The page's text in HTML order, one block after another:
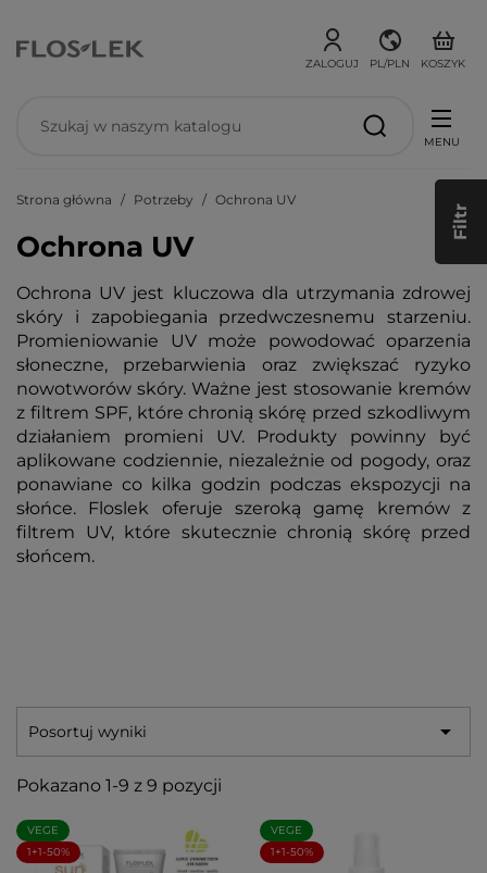
ZALOGUJ PL/PLN KOSZYK
MENU
Strona główna Potrzeby Ochrona UV
Ochrona UV
Ochrona UV jest kluczowa dla utrzymania zdrowej
skóry i zapobiegania przedwczesnemu starzeniu.
Promieniowanie UV może powodować oparzenia
słoneczne, przebarwienia oraz zwiększać ryzyko
nowotworów skóry. Ważne jest stosowanie kremów
z filtrem SPF, które chronią skórę przed szkodliwym
działaniem promieni UV. Produkty powinny być
aplikowane codziennie, niezależnie od pogody, oraz
ponawiane co kilka godzin podczas ekspozycji na
słońce. Floslek oferuje szeroką gamę kremów z
filtrem UV, które skutecznie chronią skórę przed
słońcem.
Posortuj wyniki 
Filtr
Pokazano 1-9 z 9 pozycji
VEGE
1+1-50%
VEGE
1+1-50%